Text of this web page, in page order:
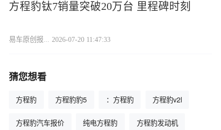
方程豹钛7销量突破20万台 里程碑时刻
易车原创报... 2026-07-20 11:47:33
猜您想看
方程豹 方程豹豹5 ：方程豹 方程豹v2l
方程豹汽车报价 纯电方程豹 方程豹发动机